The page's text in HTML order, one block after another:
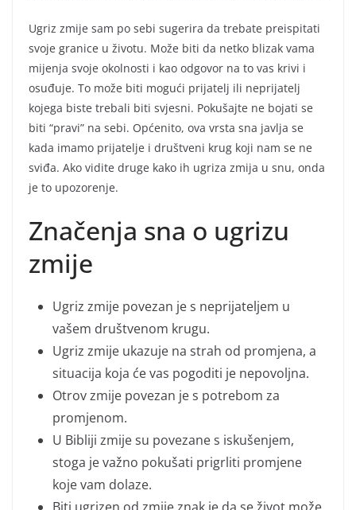
Ugriz zmije sam po sebi sugerira da trebate preispitati
svoje granice u životu. Može biti da netko blizak vama
mijenja svoje okolnosti i kao odgovor na to vas krivi i
osuđuje. To može biti mogući prijatelj ili neprijatelj
kojega biste trebali biti svjesni. Pokušajte ne bojati se
biti “pravi” na sebi. Općenito, ova vrsta sna javlja se
kada imamo prijatelje i društveni krug koji nam se ne
sviđa. Ako vidite druge kako ih ugriza zmija u snu, onda
je to upozorenje.
Značenja sna o ugrizu
zmije
Ugriz zmije povezan je s neprijateljem u
vašem društvenom krugu.
Ugriz zmije ukazuje na strah od promjena, a
situacija koja će vas pogoditi je nepovoljna.
Otrov zmije povezan je s potrebom za
promjenom.
U Bibliji zmije su povezane s iskušenjem,
stoga je važno pokušati prigrliti promjene
koje vam dolaze.
Biti ugrizen od zmije znak je da se život može